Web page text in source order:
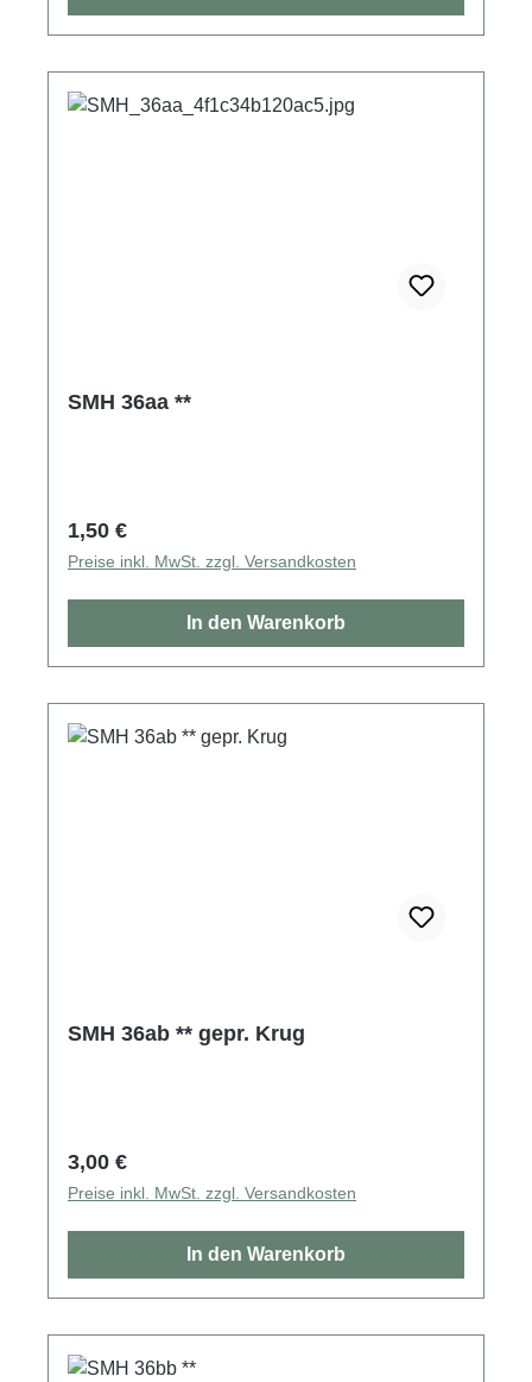
SMH 36aa **
Regulärer Preis:
1,50 €
Preise inkl. MwSt. zzgl. Versandkosten
In den Warenkorb
SMH 36ab ** gepr. Krug
Regulärer Preis:
3,00 €
Preise inkl. MwSt. zzgl. Versandkosten
In den Warenkorb